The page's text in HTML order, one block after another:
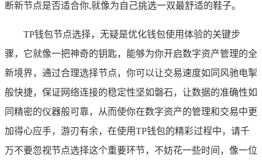
断新节点是否适合你,就像为自己挑选一双最舒适的鞋子。
TP钱包节点选择，无疑是优化钱包使用体验的关键步
骤，它就像一把神奇的钥匙，能够为你开启数字资产管理的全
新境界，通过合理选择节点，你可以让交易速度如同风驰电掣
般快捷，保证网络连接的稳定性坚如磐石，让数据的准确性如
同精密的仪器般可靠，从而使你在数字资产的管理和交易中更
加得心应手，游刃有余，在使用TP钱包的精彩过程中，请千
万不要忽视节点选择这个重要环节，不妨花一些时间，像一位